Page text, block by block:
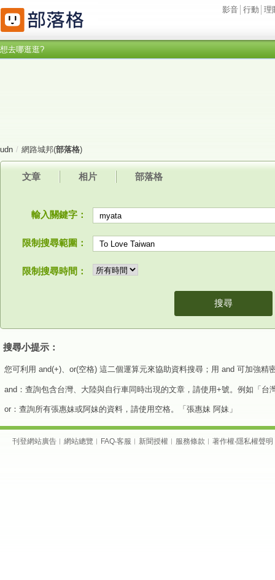
影音 行動 理
想去哪逛逛?
udn / 網路城邦(部落格)
文章 相片 部落格
輸入關鍵字：
限制搜尋範圍：
限制搜尋時間：
搜尋
搜尋小提示：
您可利用 and(+)、or(空格) 這二個運算元來協助資料搜尋；用 and 可加強精
and：查詢包含台灣、大陸與自行車同時出現的文章，請使用+號。例如「台
or：查詢所有張惠妹或阿妹的資料，請使用空格。「張惠妹 阿妹」
刊登網站廣告 ︱ 網站總覽 ︱ FAQ‧客服 ︱ 新聞授權 ︱ 服務條款 ︱ 著作權‧隱私權聲明